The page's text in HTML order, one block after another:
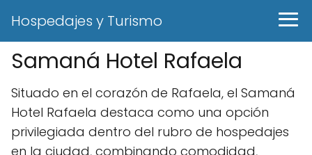
Hospedajes y Turismo
Samaná Hotel Rafaela
Situado en el corazón de Rafaela, el Samaná
Hotel Rafaela destaca como una opción
privilegiada dentro del rubro de hospedajes
en la ciudad, combinando comodidad,